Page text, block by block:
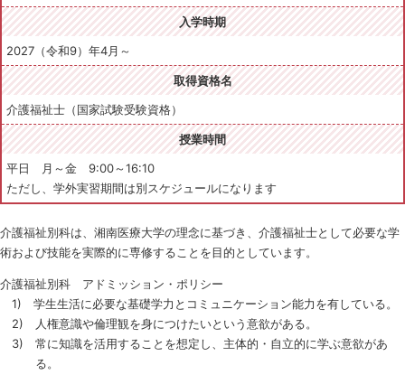
入学時期
2027（令和9）年4月～
取得資格名
介護福祉士（国家試験受験資格）
授業時間
平日 月～金 9:00～16:10
ただし、学外実習期間は別スケジュールになります
介護福祉別科は、湘南医療大学の理念に基づき、介護福祉士として必要な学
術および技能を実際的に専修することを目的としています。
介護福祉別科 アドミッション・ポリシー
1) 学生生活に必要な基礎学力とコミュニケーション能力を有している。
2) 人権意識や倫理観を身につけたいという意欲がある。
3) 常に知識を活用することを想定し、主体的・自立的に学ぶ意欲があ
る。